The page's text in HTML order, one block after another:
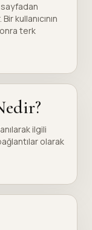
sayfadan
kullanıcının
terk
ilgili
olarak